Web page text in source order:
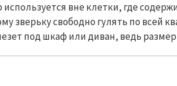
используется вне клетки, где
зверьку свободно гулять по всей
под шкаф или диван, ведь